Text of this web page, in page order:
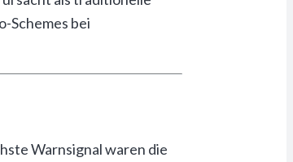
Schemes bei
Warnsignal waren die